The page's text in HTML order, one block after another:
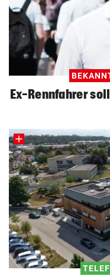
Ex-Rennfahrer